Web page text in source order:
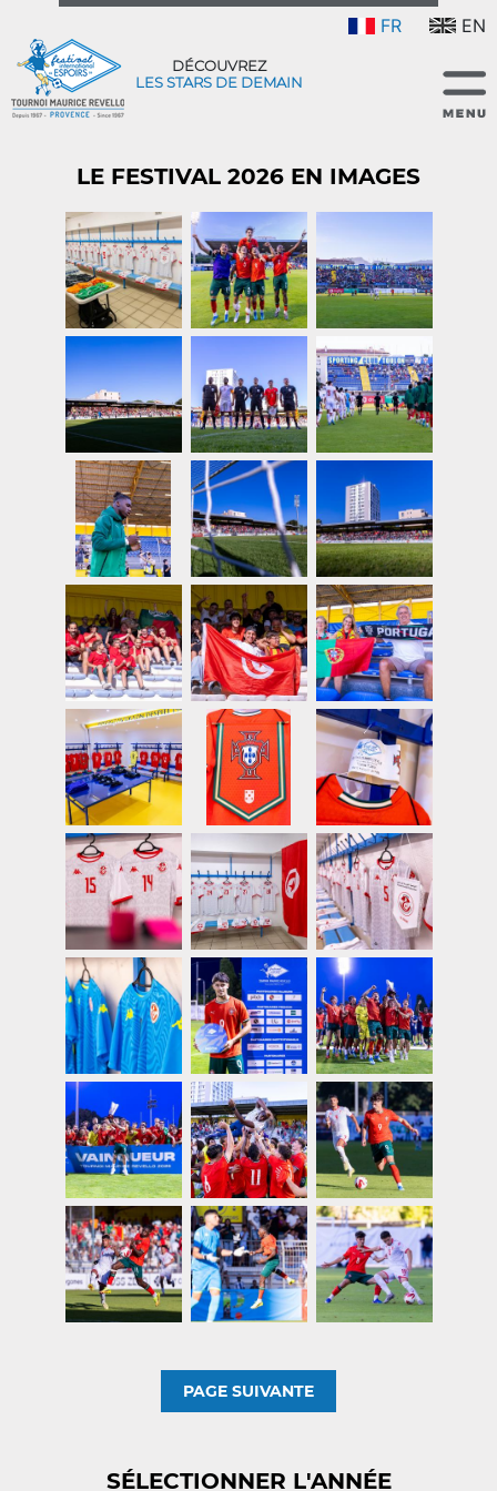
FR EN
DÉCOUVREZ
LES STARS DE DEMAIN
LE FESTIVAL 2026 EN IMAGES
PAGE SUIVANTE
SÉLECTIONNER L'ANNÉE